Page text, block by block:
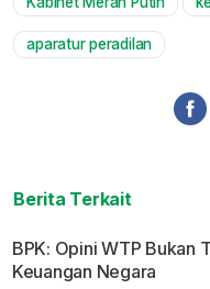
aparatur peradilan
Berita Terkait
BPK: Opini WTP Bukan
Keuangan Negara